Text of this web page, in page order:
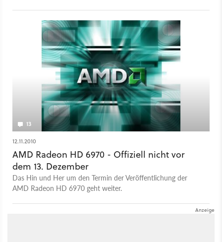
13
12.11.2010
AMD Radeon HD 6970 - Offiziell nicht vor
dem 13. Dezember
Das Hin und Her um den Termin der Veröffentlichung der
AMD Radeon HD 6970 geht weiter.